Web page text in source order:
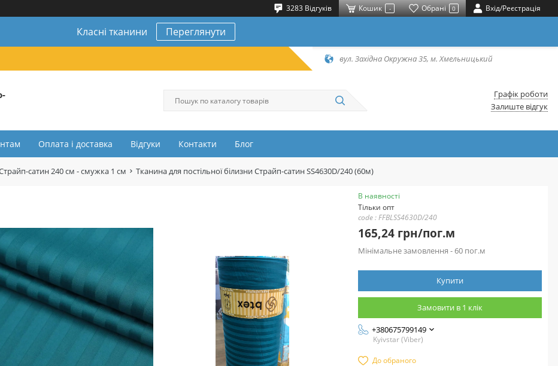
3283 Відгуків Кошик - Обрані 0 Вхід/Реєстрація
Класні тканини Переглянути
вул. Західна Окружна 35, м. Хмельницький
Графік роботи
Залиште відгук
Оплата і доставка Відгуки Контакти Блог
сатин 240 см - смужка 1 см Тканина для постільної білизни Страйп-сатин SS4630D/240 (60м)
В наявності
Тільки опт
code : FFBLSS4630D/240
165,24 грн/пог.м
Мінімальне замовлення - 60 пог.м
Купити
Замовити в 1 клік
+380675799149
Kyivstar (Viber)
До обраного